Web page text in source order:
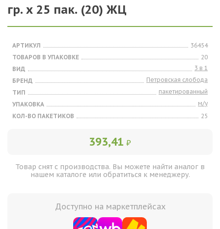
гр. х 25 пак. (20) ЖЦ
АРТИКУЛ
36454
ТОВАРОВ В УПАКОВКЕ
20
ВИД
3 в 1
БРЕНД
Петровская слобода
ТИП
пакетированный
УПАКОВКА
м/у
КОЛ-ВО ПАКЕТИКОВ
25
393,41 ₽
Товар снят с производства. Вы можете найти аналог в
нашем каталоге или обратиться к менеджеру.
Доступно на маркетплейсах